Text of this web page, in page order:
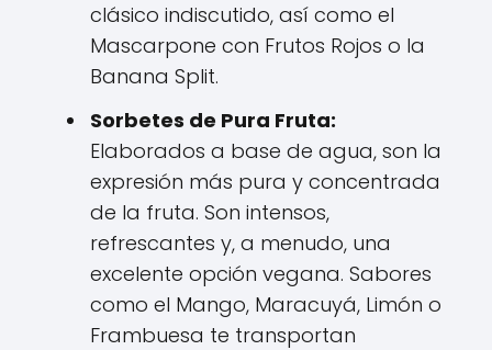
clásico indiscutido, así como el
Mascarpone con Frutos Rojos o la
Banana Split.
Sorbetes de Pura Fruta:
Elaborados a base de agua, son la
expresión más pura y concentrada
de la fruta. Son intensos,
refrescantes y, a menudo, una
excelente opción vegana. Sabores
como el Mango, Maracuyá, Limón o
Frambuesa te transportan